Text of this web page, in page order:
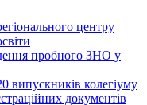
центру
пробного ЗНО у
випускників колегіуму
документів